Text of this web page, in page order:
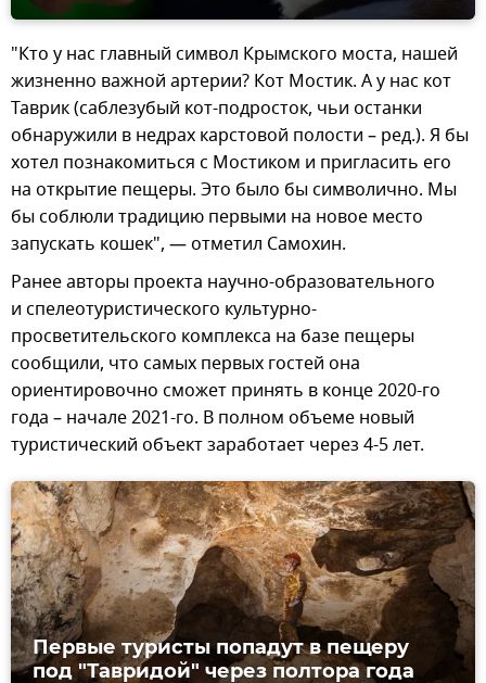
"Кто у нас главный символ Крымского моста, нашей
жизненно важной артерии? Кот Мостик. А у нас кот
Таврик (саблезубый кот-подросток, чьи останки
обнаружили в недрах карстовой полости – ред.). Я бы
хотел познакомиться с Мостиком и пригласить его
на открытие пещеры. Это было бы символично. Мы
бы соблюли традицию первыми на новое место
запускать кошек", — отметил Самохин.
Ранее авторы проекта научно-образовательного
и спелеотуристического культурно-
просветительского комплекса на базе пещеры
сообщили, что самых первых гостей она
ориентировочно сможет принять в конце 2020-го
года – начале 2021-го. В полном объеме новый
туристический объект заработает через 4-5 лет.
Первые туристы попадут в пещеру
под "Тавридой" через полтора года